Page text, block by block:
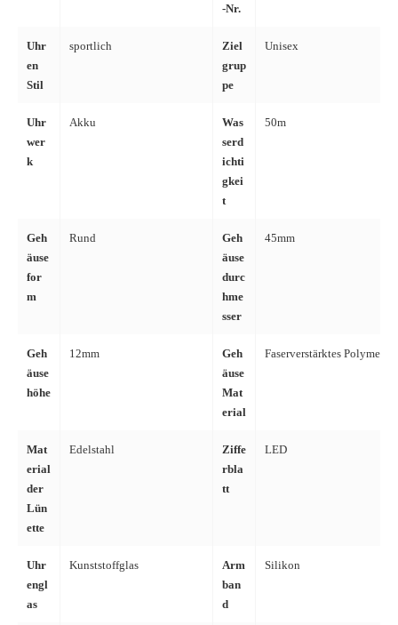
-Nr.
Uhr
en
Stil
sportlich
Ziel
grup
pe
Unisex
Uhr
wer
k
Akku
Was
serd
ichti
gkei
t
50m
Geh
äuse
for
m
Rund
Geh
äuse
durc
hme
sser
45mm
Geh
äuse
höhe
12mm
Geh
äuse
Mat
erial
Faserverstärktes Polymer
Mat
erial
der
Lün
ette
Edelstahl
Ziffe
rbla
tt
LED
Uhr
engl
as
Kunststoffglas
Arm
ban
d
Silikon